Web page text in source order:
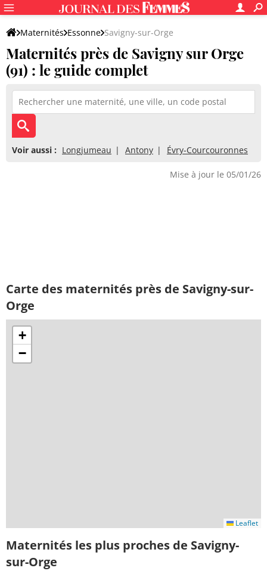
Maternités Essonne Savigny-sur-Orge
Maternités près de Savigny sur Orge
(91) : le guide complet
Voir aussi : Longjumeau Antony Évry-Courcouronnes
Mise à jour le 05/01/26
Carte des maternités près de Savigny-sur-
Orge
+
−
Leaflet
Maternités les plus proches de Savigny-
sur-Orge